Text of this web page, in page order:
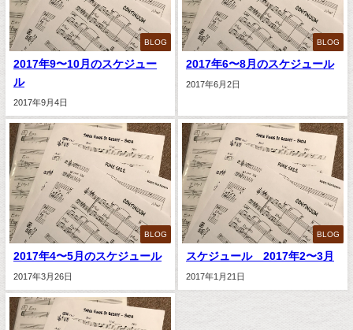
BLOG
2017年9〜10月のスケジュー
ル
2017年9月4日
BLOG
2017年6〜8月のスケジュール
2017年6月2日
BLOG
2017年4〜5月のスケジュール
2017年3月26日
BLOG
スケジュール 2017年2〜3月
2017年1月21日